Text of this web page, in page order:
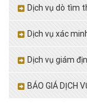
Dịch vụ dò tìm
Dịch vụ xác
Dịch vụ giám
BÁO GIÁ DỊCH